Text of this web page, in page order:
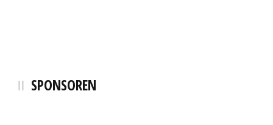
SPONSOREN